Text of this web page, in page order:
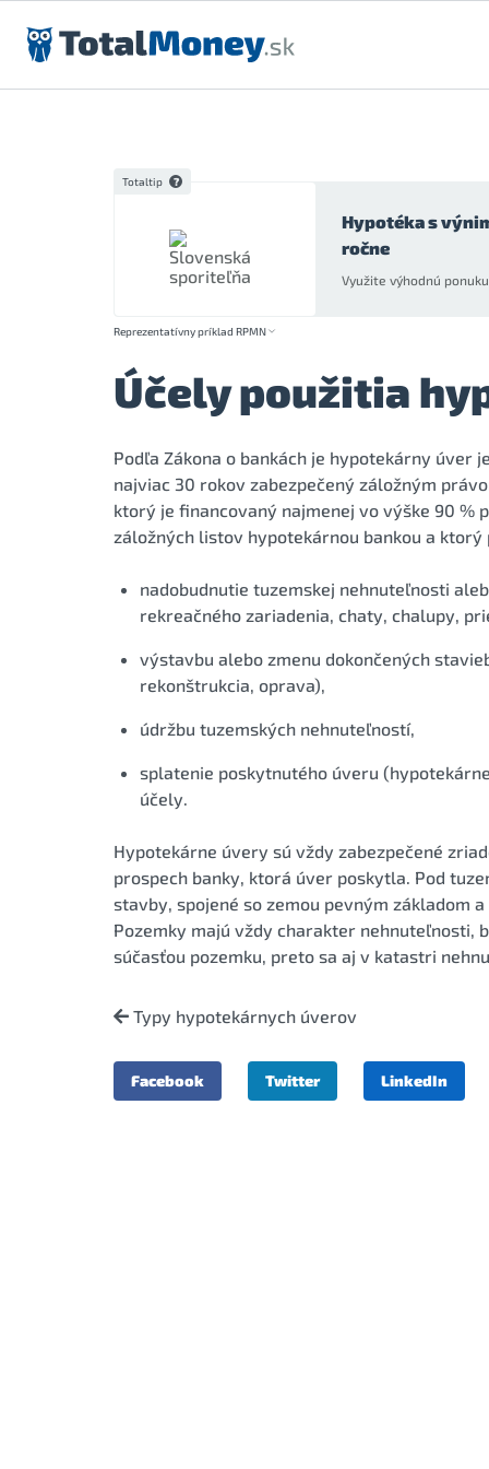
Preskočiť na obsah
Totaltip
Hypotéka s
ročne
Využite výhodnú
Reprezentatívny príklad RPMN
Účely použitia
Podľa Zákona o bankách je hypotekárny
najviac 30 rokov zabezpečený záložným
ktorý je financovaný najmenej vo výške 90
záložných listov hypotekárnou bankou a
nadobudnutie tuzemskej nehnuteľnosti
rekreačného zariadenia, chaty, chalupy,
výstavbu alebo zmenu dokončených
rekonštrukcia, oprava),
údržbu tuzemských nehnuteľností,
splatenie poskytnutého úveru
účely.
Hypotekárne úvery sú vždy zabezpečené
prospech banky, ktorá úver poskytla. Pod
stavby, spojené so zemou pevným základom
Pozemky majú vždy charakter nehnuteľnosti,
súčasťou pozemku, preto sa aj v katastri
Typy hypotekárnych úverov
Facebook Twitter LinkedIn